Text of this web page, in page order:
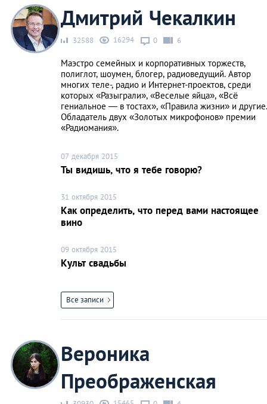
Дмитрий Чекалкин
32588 16294 0 6
Маэстро семейных и корпоративных торжеств,
полиглот, шоумен, блогер, радиоведущий. Автор
многих теле-, радио и Интернет-проектов, среди
которых «Разыграли», «Веселые яйца», «Всё
гениальное — в тостах», «Правила жизни» и другие.
Обладатель двух «Золотых микрофонов» премии
«Радиомания».
07 декабря 2015
Ты видишь, что я тебе говорю?
31 октября 2015
Как определить, что перед вами настоящее
вино
09 октября 2015
Культ свадьбы
Все записи
Вероника
Преображенская